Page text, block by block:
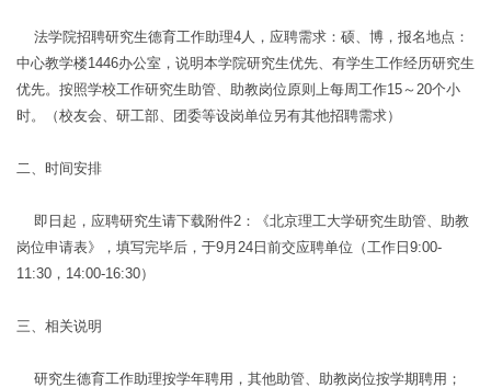
法学院招聘研究生德育工作助理4人，应聘需求：硕、博，报名地点：
中心教学楼1446办公室，说明本学院研究生优先、有学生工作经历研究生
优先。按照学校工作研究生助管、助教岗位原则上每周工作15～20个小
时。（校友会、研工部、团委等设岗单位另有其他招聘需求）
二、时间安排
即日起，应聘研究生请下载附件2：《北京理工大学研究生助管、助教
岗位申请表》，填写完毕后，于9月24日前交应聘单位（工作日9:00-
11:30，14:00-16:30）
三、相关说明
研究生德育工作助理按学年聘用，其他助管、助教岗位按学期聘用；